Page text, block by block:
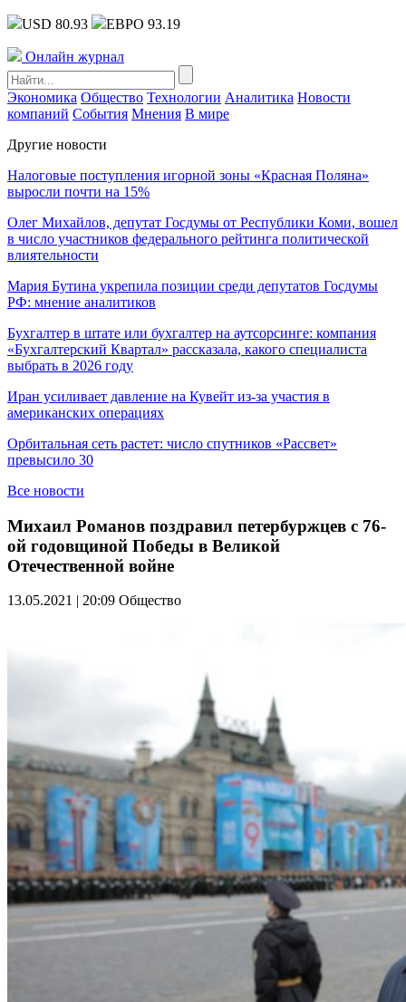
USD 80.93 ЕВРО 93.19
Онлайн журнал
Экономика Общество Технологии Аналитика Новости
компаний События Мнения В мире
Другие новости
Налоговые поступления игорной зоны «Красная Поляна»
выросли почти на 15%
Олег Михайлов, депутат Госдумы от Республики Коми, вошел
в число участников федерального рейтинга политической
влиятельности
Мария Бутина укрепила позиции среди депутатов Госдумы
РФ: мнение аналитиков
Бухгалтер в штате или бухгалтер на аутсорсинге: компания
«Бухгалтерский Квартал» рассказала, какого специалиста
выбрать в 2026 году
Иран усиливает давление на Кувейт из-за участия в
американских операциях
Орбитальная сеть растет: число спутников «Рассвет»
превысило 30
Все новости
Михаил Романов поздравил петербуржцев с 76-
ой годовщиной Победы в Великой
Отечественной войне
13.05.2021 | 20:09 Общество